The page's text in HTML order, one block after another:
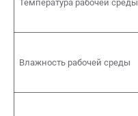
Влажность рабочей среды